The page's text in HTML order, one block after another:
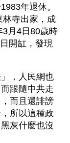
年退休。
林寺出家，成
3月4日80歲時
開缸，發現
，人民網也
跟隨中共走
而且還誹謗
所以這種政
灰什麼也沒